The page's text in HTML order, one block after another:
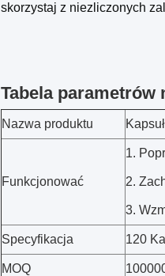
skorzystaj z niezliczonych
Tabela parametrów
Nazwa produktu
Funkcjonować
1.
2.
3.
Specyfikacja 120
MOQ